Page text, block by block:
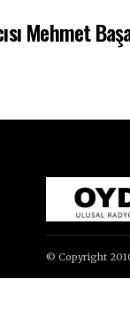
Mehmet
© Copyright